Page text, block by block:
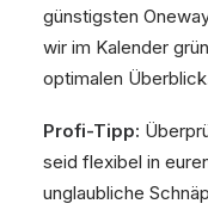
günstigsten
wir im Kalender
optimalen
Profi-Tipp:
seid flexibel in
unglaubliche